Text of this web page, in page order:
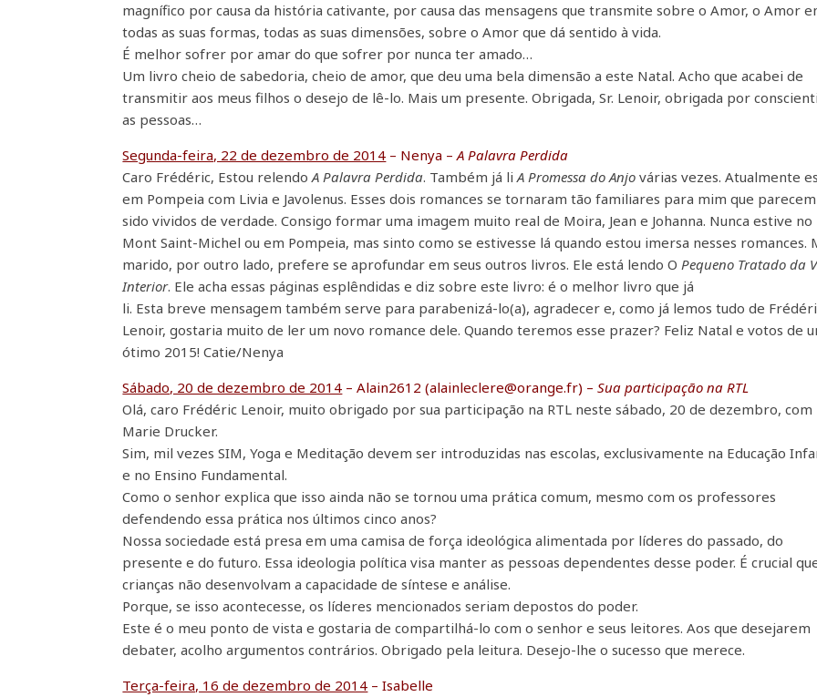
magnífico por causa da história cativante, por causa das mensagens que transmite sobre o Amor, o Amor
todas as suas formas, todas as suas dimensões, sobre o Amor que dá sentido à vida.
É melhor sofrer por amar do que sofrer por nunca ter amado…
Um livro cheio de sabedoria, cheio de amor, que deu uma bela dimensão a este Natal. Acho que acabei de
transmitir aos meus filhos o desejo de lê-lo. Mais um presente. Obrigada, Sr. Lenoir, obrigada por
as pessoas…
Segunda-feira, 22 de dezembro de 2014 – Nenya – A Palavra Perdida
Caro Frédéric, Estou relendoA Palavra Perdida. Também já liA Promessa do Anjo várias vezes. Atualmente
em Pompeia com Livia e Javolenus. Esses dois romances se tornaram tão familiares para mim que
sido vividos de verdade. Consigo formar uma imagem muito real de Moira, Jean e Johanna. Nunca estive no
Mont Saint-Michel ou em Pompeia, mas sinto como se estivesse lá quando estou imersa nesses romances.
marido, por outro lado, prefere se aprofundar em seus outros livros. Ele está lendo OPequeno Tratado da
Interior. Ele acha essas páginas esplêndidas e diz sobre este livro: é o melhor livro que já
li. Esta breve mensagem também serve para parabenizá-lo(a), agradecer e, como já lemos tudo de
Lenoir, gostaria muito de ler um novo romance dele. Quando teremos esse prazer? Feliz Natal e votos de
ótimo 2015! Catie/Nenya
Sábado, 20 de dezembro de 2014 – Alain2612 (alainleclere@orange.fr) –Sua participação na RTL
Olá, caro Frédéric Lenoir, muito obrigado por sua participação na RTL neste sábado, 20 de dezembro, com
Marie Drucker.
Sim, mil vezes SIM, Yoga e Meditação devem ser introduzidas nas escolas, exclusivamente na Educação
e no Ensino Fundamental.
Como o senhor explica que isso ainda não se tornou uma prática comum, mesmo com os professores
defendendo essa prática nos últimos cinco anos?
Nossa sociedade está presa em uma camisa de força ideológica alimentada por líderes do passado, do
presente e do futuro. Essa ideologia política visa manter as pessoas dependentes desse poder. É crucial
crianças não desenvolvam a capacidade de síntese e análise.
Porque, se isso acontecesse, os líderes mencionados seriam depostos do poder.
Este é o meu ponto de vista e gostaria de compartilhá-lo com o senhor e seus leitores. Aos que desejarem
debater, acolho argumentos contrários. Obrigado pela leitura. Desejo-lhe o sucesso que merece.
Terça-feira, 16 de dezembro de 2014 – Isabelle